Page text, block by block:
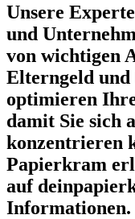
Unsere
und
von wichtigen
Elterngeld
optimieren
damit Sie sich
konzentrieren
Papierkram
auf
Informationen.